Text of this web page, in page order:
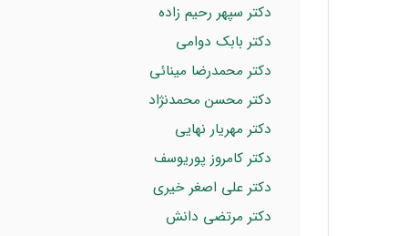
دکتر سپهر رحیم زاده
دکتر بابک دوامی
دکتر محمدرضا مینائی
دکتر محسن محمدنژاد
دکتر مهریار نهایی
دکتر کامروز پوریوسف
دکتر علی اصغر خیری
دکتر مرتضی دانش